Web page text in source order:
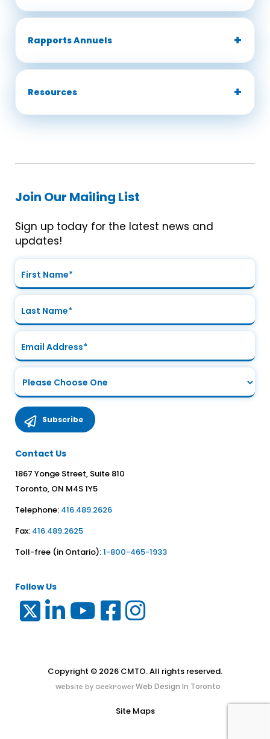
Rapports Annuels
Resources
Join Our Mailing List
Sign up today for the latest news and
updates!
Contact Us
1867 Yonge Street, Suite 810
Toronto, ON M4S 1Y5
Telephone: 416.489.2626
Fax: 416.489.2625
Toll-free (in Ontario):1-800-465-1933
Follow Us
Copyright © 2026 CMTO. All rights reserved.
Website by GeekPower Web Design In Toronto
Site Maps